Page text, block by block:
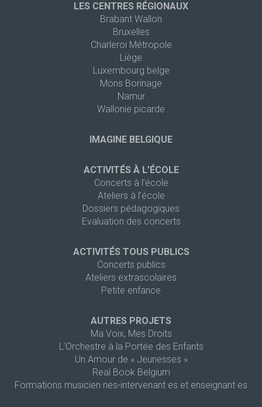
LES CENTRES RÉGIONAUX
Brabant Wallon
Bruxelles
Charleroi Métropole
Liège
Luxembourg belge
Mons Borinage
Namur
Wallonie picarde
IMAGINE BELGIQUE
ACTIVITÉS À L’ÉCOLE
Concerts à l’école
Ateliers à l’école
Dossiers pédagogiques
Evaluation des concerts
ACTIVITÉS TOUS PUBLICS
Concerts publics
Ateliers extrascolaires
Petite enfance
AUTRES PROJETS
Ma Voix, Mes Droits
L’Orchestre à la Portée des Enfants
Un Amour de « Jeunesses »
Real Book Belgium
Formations musicien·nes-intervenant·es et enseignant·es